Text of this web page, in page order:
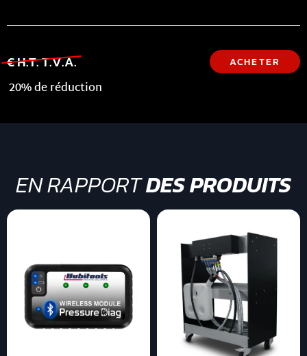
€ H.T. T.V.A. ACHETER
20% de réduction
EN RAPPORTDES PRODUITS